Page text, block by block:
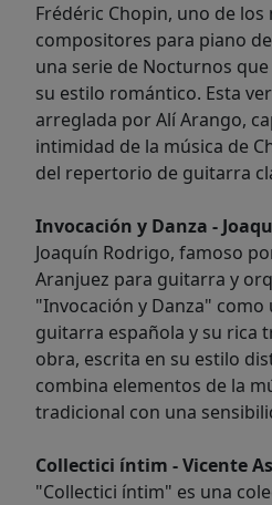
Frédéric Chopin, uno de los
compositores para piano
una serie de Nocturnos
su estilo romántico. Esta
arreglada por Alí Arango,
intimidad de la música de
del repertorio de guitarra
Invocación y Danza -
Joaquín Rodrigo, famoso
Aranjuez para guitarra y
"Invocación y Danza" como
guitarra española y su rica
obra, escrita en su estilo
combina elementos de la
tradicional con una
Collectici íntim - Vicente
"Collectici íntim" es una